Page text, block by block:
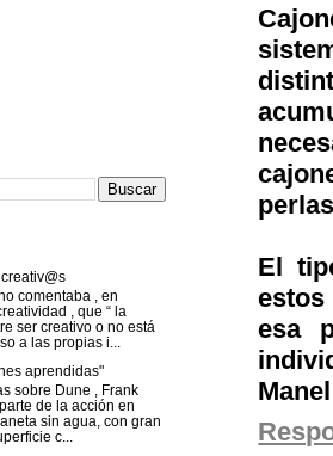
El
esa
comentaba , en
, que “ la
ser creativo o no está
a las propias i...
aprendidas"
sobre Dune , Frank
de la acción en
sin agua, con gran
c...